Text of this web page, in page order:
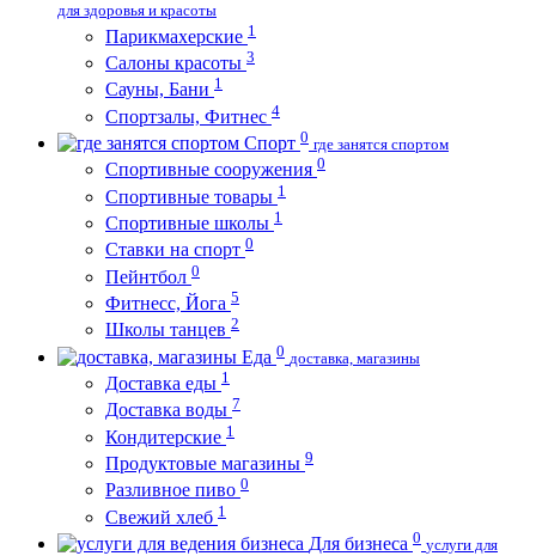
для здоровья и красоты
Парикмахерские 1
Салоны красоты 3
Сауны, Бани 1
Спортзалы, Фитнес 4
Спорт 0 где занятся спортом
Спортивные сооружения 0
Спортивные товары 1
Спортивные школы 1
Ставки на спорт 0
Пейнтбол 0
Фитнесс, Йога 5
Школы танцев 2
Еда 0 доставка, магазины
Доставка еды 1
Доставка воды 7
Кондитерские 1
Продуктовые магазины 9
Разливное пиво 0
Свежий хлеб 1
Для бизнеса 0 услуги для